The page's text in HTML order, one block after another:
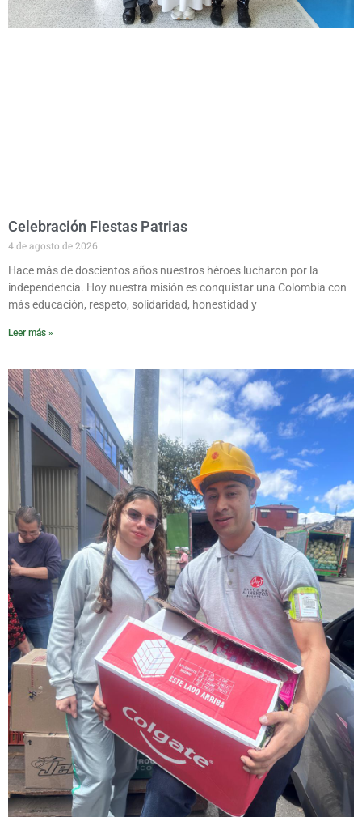
Celebración Fiestas Patrias
4 de agosto de 2026
Hace más de doscientos años nuestros héroes lucharon por la
independencia. Hoy nuestra misión es conquistar una Colombia con
más educación, respeto, solidaridad, honestidad y
Leer más »